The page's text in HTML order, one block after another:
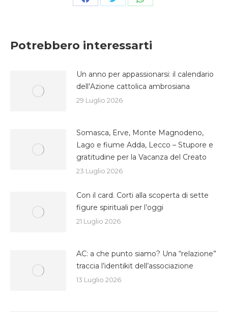
CondividiCondividiCondividi
Potrebbero interessarti
Un anno per appassionarsi: il calendario
dell’Azione cattolica ambrosiana
29 Luglio 2026
Somasca, Erve, Monte Magnodeno,
Lago e fiume Adda, Lecco – Stupore e
gratitudine per la Vacanza del Creato
23 Luglio 2026
Con il card. Corti alla scoperta di sette
figure spirituali per l’oggi
21 Luglio 2026
AC: a che punto siamo? Una “relazione”
traccia l’identikit dell’associazione
13 Luglio 2026